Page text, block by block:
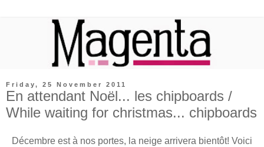
Friday, 25 November 2011
En attendant Noël... les chipboards /
While waiting for christmas... chipboards
Décembre est à nos portes, la neige arrivera bientôt! Voici